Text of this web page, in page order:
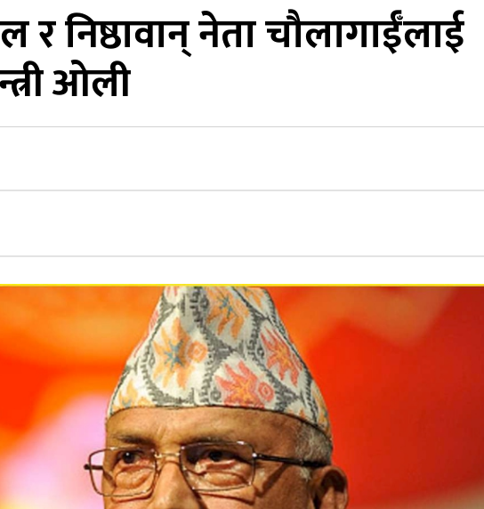
निष्ठावान् नेता चौलागाईँलाई
ओली